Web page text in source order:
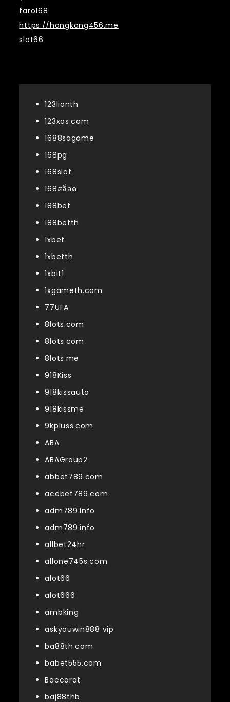
faro168
https://hongkong456.me
slot66
123lionth
123xos.com
1688sagame
168pg
168slot
168สล็อต
188bet
188betth
1xbet
1xbetth
1xbit1
1xgameth.com
77UFA
8lots.com
8lots.com
8lots.me
918Kiss
918kissauto
918kissme
9kpluss.com
ABA
ABAGroup2
abbet789.com
acebet789.com
adm789.info
adm789.info
allbet24hr
allone745s.com
alot66
alot666
ambking
askyouwin888 vip
ba88th.com
babet555.com
Baccarat
baj88thb